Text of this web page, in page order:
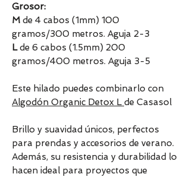
Grosor:
M de 4 cabos (1mm) 100
gramos/300 metros. Aguja 2-3
Lde 6 cabos (1.5mm) 200
gramos/400 metros. Aguja 3-5
Este hilado puedes combinarlo con
Algodón Organic Detox L de Casasol
Brillo y suavidad únicos, perfectos
para prendas y accesorios de verano.
Además, su resistencia y durabilidad lo
hacen ideal para proyectos que